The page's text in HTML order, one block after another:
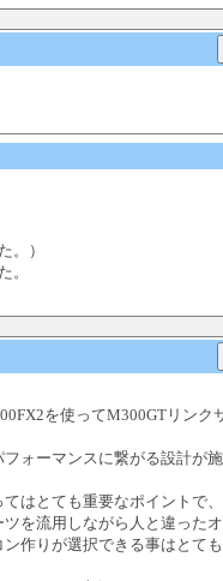
。）
。
を使ってM300GTリンク
ォーマンスに繋がる設計が
はとても重要なポイントで
を流用しながら人と違った
作りが選択できる事はとて